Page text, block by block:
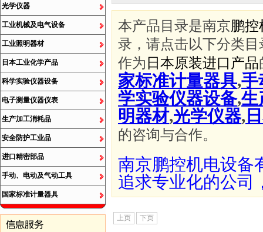
光学仪器
工业机械及电气设备
工业照明器材
日本工业化学产品
科学实验仪器设备
电子测量仪器仪表
生产加工消耗品
安全防护工业品
进口精密部品
手动、电动及气动工具
国家标准计量器具
本产品目录是南京鹏
录，请点击以下分类
作为 日本原装进口产品
家标准计量器具,手
学实验仪器设备,生
明器材,光学仪器,
的咨询与合作。
南京鹏控机电设备
追求专业化的公司
上页 下页